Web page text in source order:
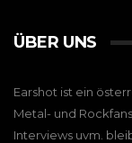
ÜBER UNS
Earshot ist ein
Metal- und
Interviews uvm.